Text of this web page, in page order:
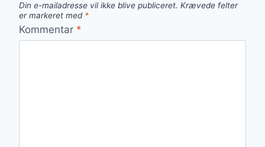
Din e-mailadresse vil ikke blive publiceret. Krævede felter
er markeret med *
Kommentar *